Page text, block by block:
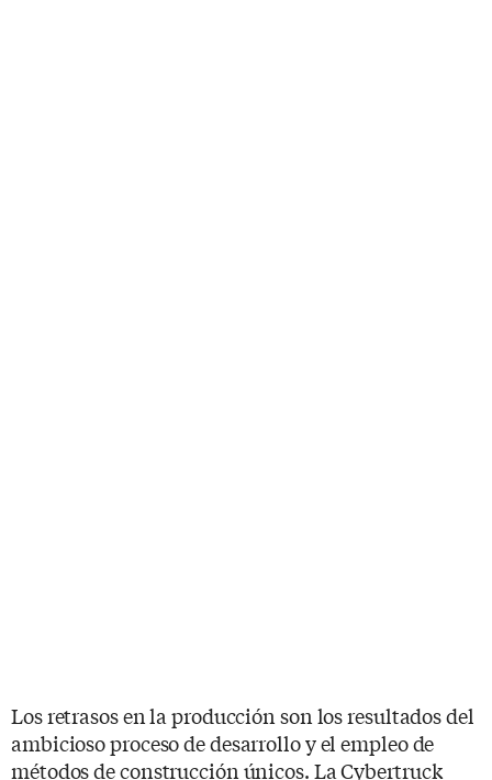
Los retrasos en la producción son los resultados del
ambicioso proceso de desarrollo y el empleo de
métodos de construcción únicos. La Cybertruck